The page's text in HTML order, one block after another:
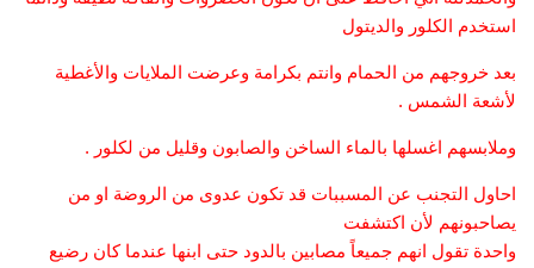
استخدم الكلور والديتول
بعد خروجهم من الحمام وانتم بكرامة وعرضت الملايات والأغطية
لأشعة الشمس .
وملابسهم اغسلها بالماء الساخن والصابون وقليل من لكلور .
احاول التجنب عن المسببات قد تكون عدوى من الروضة او من
يصاحبونهم لأن اكتشفت
واحدة تقول انهم جميعاً مصابين بالدود حتى ابنها عندما كان رضيع